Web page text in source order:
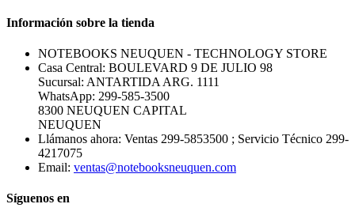
Información sobre la tienda
NOTEBOOKS NEUQUEN - TECHNOLOGY STORE
Casa Central: BOULEVARD 9 DE JULIO 98
Sucursal: ANTARTIDA ARG. 1111
WhatsApp: 299-585-3500
8300 NEUQUEN CAPITAL
NEUQUEN
Llámanos ahora: Ventas 299-5853500 ; Servicio Técnico 299-
4217075
Email: ventas@notebooksneuquen.com
Síguenos en